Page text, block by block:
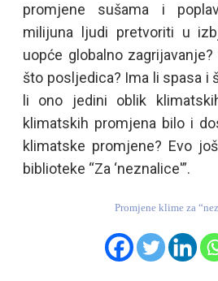
promjene sušama i
milijuna ljudi pretvoriti u
uopće globalno
što posljedica? Ima li spasa i
li ono jedini oblik
klimatskih promjena bilo i
klimatske promjene? Evo
biblioteke “Za ‘neznalice'”.
Promjene klime za